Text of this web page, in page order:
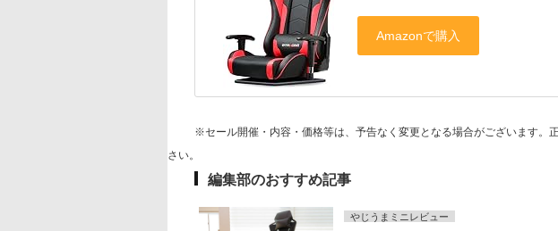
※セール開催・内容・価格等は、予告なく変更となる場合がございます。
さい。
編集部のおすすめ記事
やじうまミニレビュー